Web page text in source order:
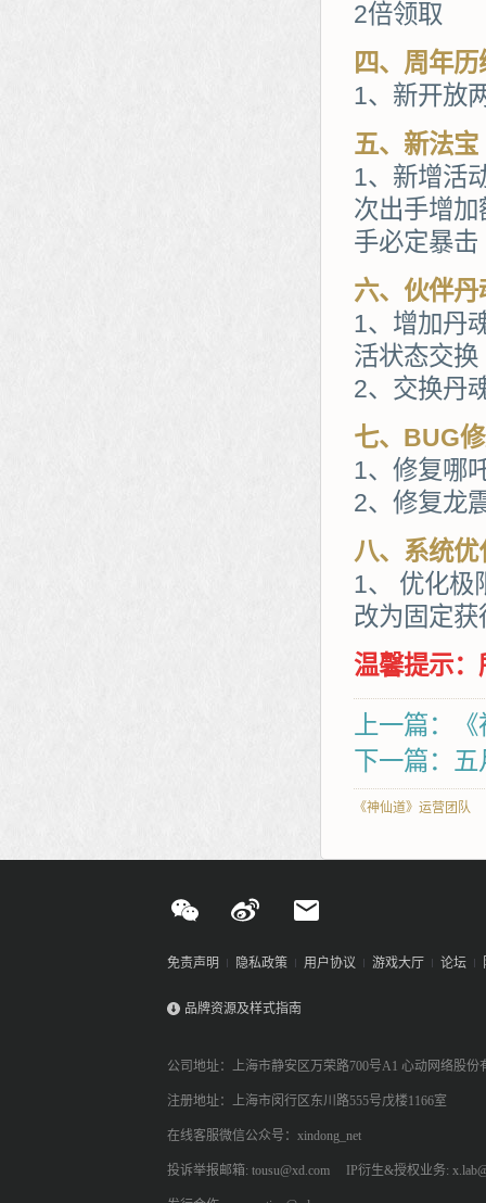
2倍领取
四、周年
1、新开放
五、新法宝
1、新增活
次出手增
手必定暴击
六、伙伴丹
1、增加丹
活状态交换
2、交换丹
七、BUG
1、修复哪
2、修复龙
八、系统优
1、 优化极
改为固定
温馨提示
上一篇：
下一篇：
《神仙道》运营团队
免责声明 隐私政策 用户协议 游戏大厅 论坛
品牌资源及样式指南
公司地址：上海市静安区万荣路700号A1 心动网络股份
注册地址：上海市闵行区东川路555号戊楼1166室
在线客服微信公众号：xindong_net
投诉举报邮箱: tousu@xd.com IP衍生&授权业务: